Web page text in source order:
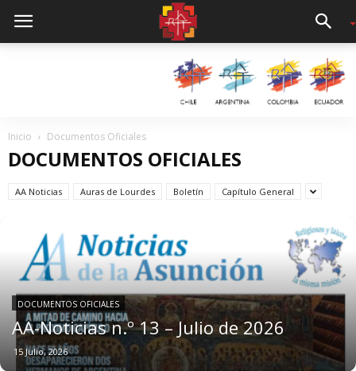
Inicio Documentos Oficiales
DOCUMENTOS OFICIALES
AA Noticias Auras de Lourdes Boletín Capítulo General
DOCUMENTOS OFICIALES
AA-Noticias n.º 13 – Julio de 2026
15 Julio, 2026